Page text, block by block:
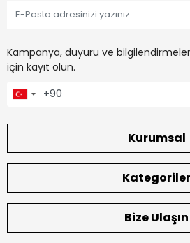
Kampanya, duyuru ve
için kayıt olun.
Kurumsal
Kategoriler
Bize Ulaşın